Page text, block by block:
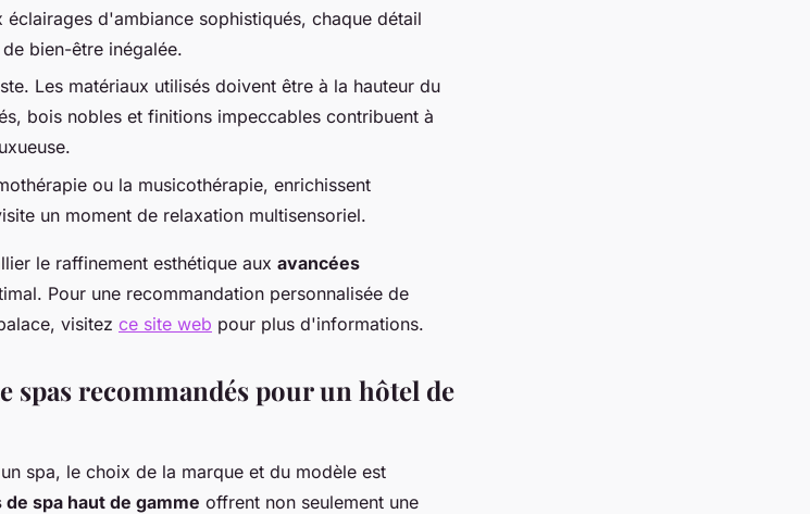
d'ambiance sophistiqués, chaque détail
bien-être inégalée.
Les matériaux utilisés doivent être à la hauteur du
bois nobles et finitions impeccables contribuent à
ou la musicothérapie, enrichissent
un moment de relaxation multisensoriel.
le raffinement esthétique aux avancées
Pour une recommandation personnalisée de
visitez ce site web pour plus d'informations.
spas recommandés pour un hôtel de
spa, le choix de la marque et du modèle est
spa haut de gamme offrent non seulement une